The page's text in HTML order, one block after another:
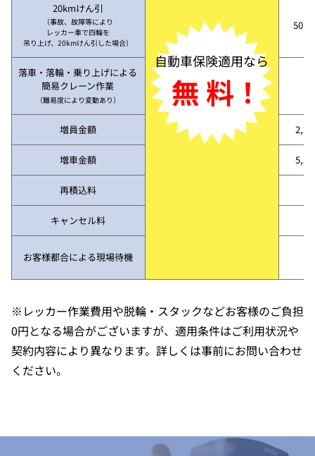
自動車保険適用なら
無 料！
20kmけん引
（事故、故障等により
レッカー車で四輪を
吊り上げ、20kmけん引した場合）
落車・落輪・乗り上げによる
簡易クレーン作業
（難易度により変動あり）
増員金額
増車金額
再積込料
キャンセル料
お客様都合による現場待機
※レッカー作業費用や脱輪・スタックなどお客様のご負担
0円となる場合がございますが、適用条件はご利用状況や
契約内容により異なります。詳しくは事前にお問い合わせ
ください。